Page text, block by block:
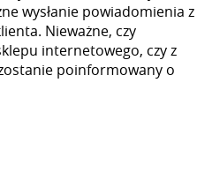
wysłanie powiadomienia z
Nieważne, czy
internetowego, czy z
poinformowany o